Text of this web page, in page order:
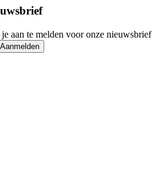
aan te melden voor onze nieuwsbrief
Aanmelden